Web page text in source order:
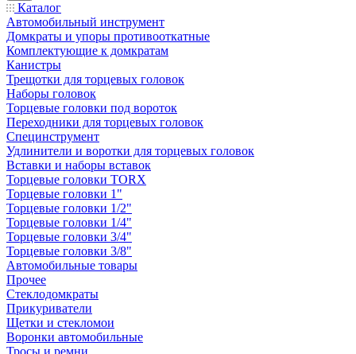
Каталог
Автомобильный инструмент
Домкраты и упоры противооткатные
Комплектующие к домкратам
Канистры
Трещотки для торцевых головок
Наборы головок
Торцевые головки под вороток
Переходники для торцевых головок
Специнструмент
Удлинители и воротки для торцевых головок
Вставки и наборы вставок
Торцевые головки TORX
Торцевые головки 1"
Торцевые головки 1/2"
Торцевые головки 1/4"
Торцевые головки 3/4"
Торцевые головки 3/8"
Автомобильные товары
Прочее
Стеклодомкраты
Прикуриватели
Щетки и стекломои
Воронки автомобильные
Тросы и ремни